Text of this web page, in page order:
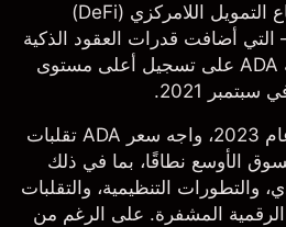
مع الاهتمام المتزايد بقطاع التمويل اللامركزي (DeFi)
التي أضافت قدرات العقود الذكية
إلى الشبكة – ساعد عملة ADA على تسجيل أعلى مستوى
2021.
طوال عام 2022 وحتى عام 2023، واجه سعر ADA تقلبات
الأوسع نطاقًا، بما في ذلك
والتطورات التنظيمية، والتقلبات
المشفرة. على الرغم من